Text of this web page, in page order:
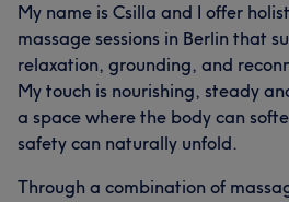
My name is Csilla and I offer
massage sessions in Berlin that
relaxation, grounding, and
My touch is nourishing, steady
a space where the body can
safety can naturally unfold.
Through a combination of